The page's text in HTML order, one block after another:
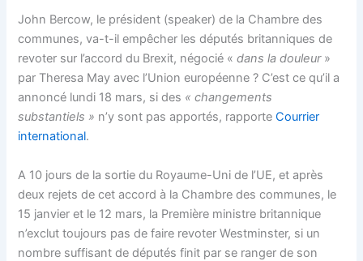
John Bercow, le président (speaker) de la Chambre des
communes, va-t-il empêcher les députés britanniques de
revoter sur l’accord du Brexit, négocié «dans la douleur»
par Theresa May avec l’Union européenne ? C’est ce qu’il a
annoncé lundi 18 mars, si des « changements
substantiels » n’y sont pas apportés, rapporteCourrier
international.
A 10 jours de la sortie du Royaume-Uni de l’UE, et après
deux rejets de cet accord à la Chambre des communes, le
15 janvier et le 12 mars, la Première ministre britannique
n’exclut toujours pas de faire revoter Westminster, si un
nombre suffisant de députés finit par se ranger de son